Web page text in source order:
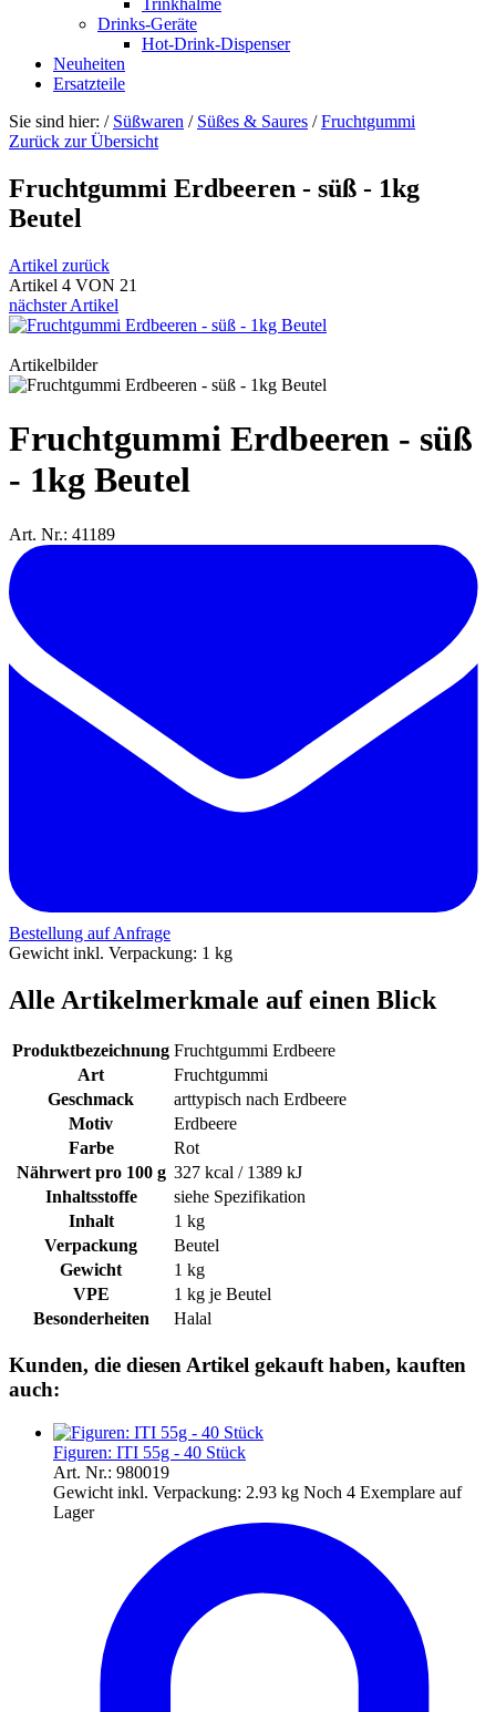
Trinkhalme
Drinks-Geräte
Hot-Drink-Dispenser
Neuheiten
Ersatzteile
Sie sind hier: / Süßwaren / Süßes & Saures /Fruchtgummi
Zurück zur Übersicht
Fruchtgummi Erdbeeren - süß - 1kg
Beutel
Artikel zurück
Artikel 4 VON 21
nächster Artikel
Artikelbilder
Fruchtgummi Erdbeeren - süß
- 1kg Beutel
Art. Nr.: 41189
Bestellung auf Anfrage
Gewicht inkl. Verpackung: 1 kg
Alle Artikelmerkmale auf einen Blick
Produktbezeichnung Fruchtgummi Erdbeere
Art
Fruchtgummi
Geschmack
arttypisch nach Erdbeere
Motiv
Erdbeere
Farbe
Rot
Nährwert pro 100 g 327 kcal / 1389 kJ
Inhaltsstoffe
siehe Spezifikation
Inhalt
1 kg
Verpackung
Beutel
Gewicht
1 kg
VPE
1 kg je Beutel
Besonderheiten
Halal
Kunden, die diesen Artikel gekauft haben, kauften
auch:
Figuren: ITI 55g - 40 Stück
Art. Nr.: 980019
Gewicht inkl. Verpackung: 2.93 kg Noch 4 Exemplare auf
Lager